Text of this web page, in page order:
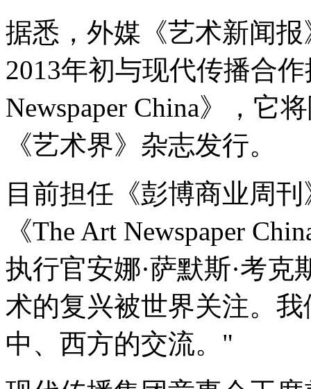
据悉，外媒《艺术新闻报
2013年初与现代传播合
Newspaper China》，它
《艺术界》杂志发行。
目前担任《彭博商业周
《The Art Newspaper
执行官安娜·萨默斯·考
术的复兴被世界关注。
中、西方的交流。"